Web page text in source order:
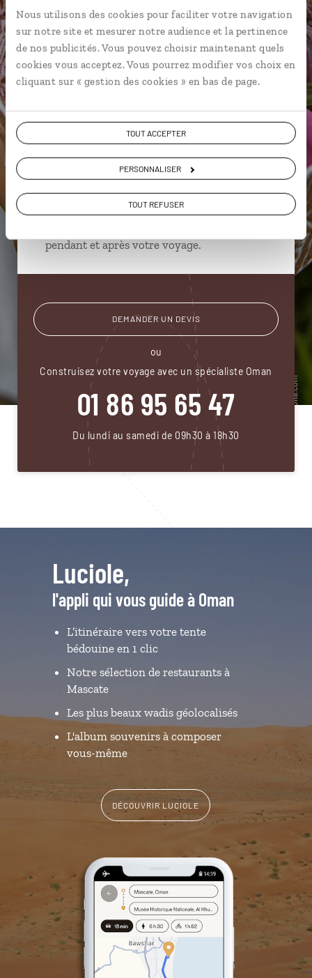
Nous utilisons des cookies pour faciliter votre navigation
sur notre site et mesurer notre audience et la pertinence
de nos publicités. Vous pouvez choisir maintenant quels
cookies vous acceptez. Vous pourrez modifier vos choix en
cliquant sur « gestion des cookies » en bas de page.
TOUT ACCEPTER
PERSONNALISER
TOUT REFUSER
Yoan,
spécialiste Oman
Suivez vos envies et demandez conseils à nos
Ils sauront organiser votre itinéraire au plus
près de vos envies et de la réalité du pays.
Échangez en face à face ou depuis nos studios
pendant et après votre voyage.
DEMANDER UN DEVIS
ou
Construisez votre voyage avec un spécialiste Oman
01 86 95 65 47
Du lundi au samedi de 09h30 à 18h30
Luciole,
l'appli qui vous guide à Oman
L’itinéraire vers votre tente
bédouine en 1 clic
Notre sélection de restaurants à
Mascate
Les plus beaux wadis géolocalisés
L'album souvenirs à composer
vous-même
DÉCOUVRIR LUCIOLE